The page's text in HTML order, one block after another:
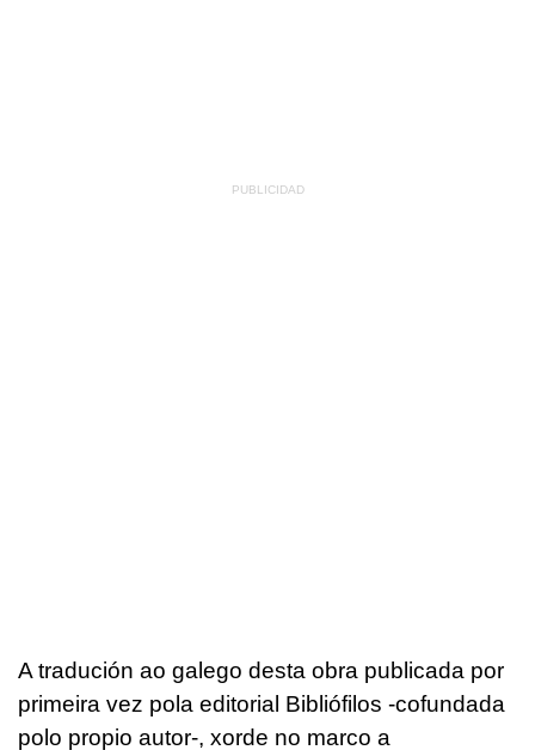
A tradución ao galego desta obra publicada por
primeira vez pola editorial Bibliófilos -cofundada
polo propio autor-, xorde no marco a